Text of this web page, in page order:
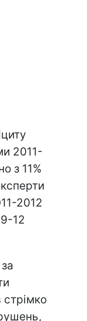
2011-
з 11%
2012
12